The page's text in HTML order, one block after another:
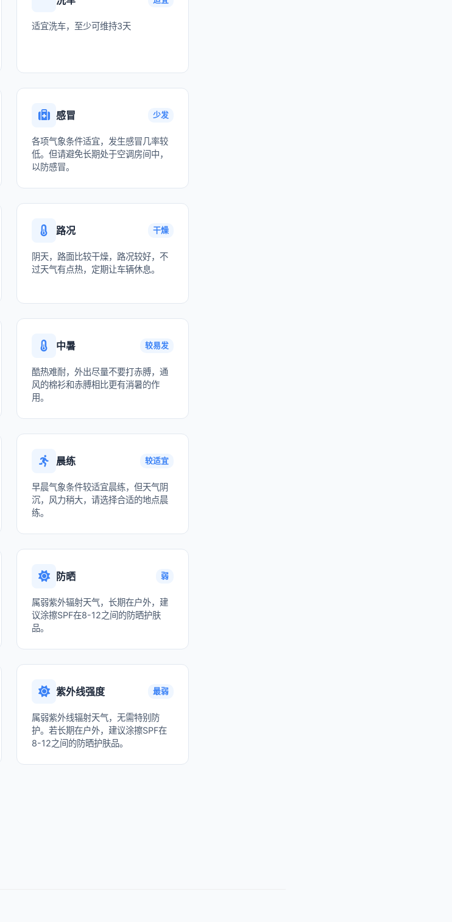
适宜洗车，至少可维持3天
感冒 少发
各项气象条件适宜，发生感冒几率较
低。但请避免长期处于空调房间中，
以防感冒。
路况 干燥
阴天，路面比较干燥，路况较好，不
过天气有点热，定期让车辆休息。
中暑 较易发
酷热难耐，外出尽量不要打赤膊，通
风的棉衫和赤膊相比更有消暑的作
用。
晨练 较适宜
早晨气象条件较适宜晨练，但天气阴
沉，风力稍大，请选择合适的地点晨
练。
防晒 弱
属弱紫外辐射天气，长期在户外，建
议涂擦SPF在8-12之间的防晒护肤
品。
紫外线强度 最弱
属弱紫外线辐射天气，无需特别防
护。若长期在户外，建议涂擦SPF在
8-12之间的防晒护肤品。